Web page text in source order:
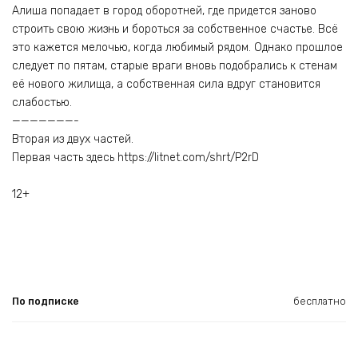
Алиша попадает в город оборотней, где придется заново
строить свою жизнь и бороться за собственное счастье. Всё
это кажется мелочью, когда любимый рядом. Однако прошлое
следует по пятам, старые враги вновь подобрались к стенам
её нового жилища, а собственная сила вдруг становится
слабостью.
———————-
Вторая из двух частей.
Первая часть здесь https://litnet.com/shrt/P2rD
12+
По подписке бесплатно